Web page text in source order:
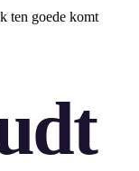
ten goede komt